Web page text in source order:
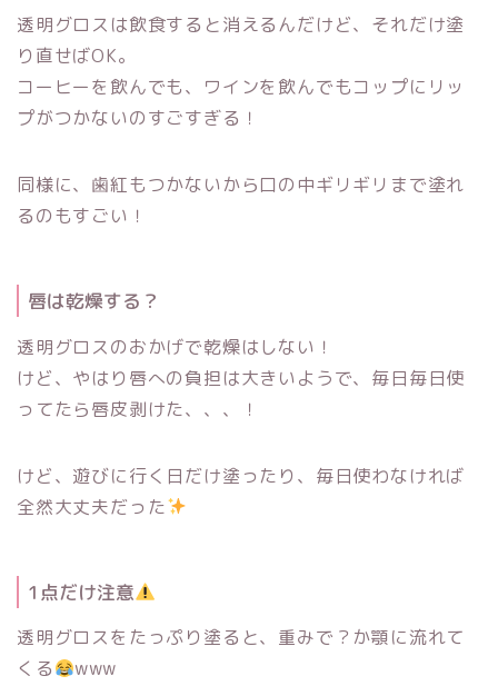
透明グロスは飲食すると消えるんだけど、それだけ塗
り直せばOK。
コーヒーを飲んでも、ワインを飲んでもコップにリッ
プがつかないのすごすぎる！
同様に、歯紅もつかないから口の中ギリギリまで塗れ
るのもすごい！
唇は乾燥する？
透明グロスのおかげで乾燥はしない！
けど、やはり唇への負担は大きいようで、毎日毎日使
ってたら唇皮剥けた、、、！
けど、遊びに行く日だけ塗ったり、毎日使わなければ
全然大丈夫だった
1点だけ注意
透明グロスをたっぷり塗ると、重みで？か顎に流れて
くる
www